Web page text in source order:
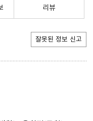
리뷰
잘못된 정보 신고